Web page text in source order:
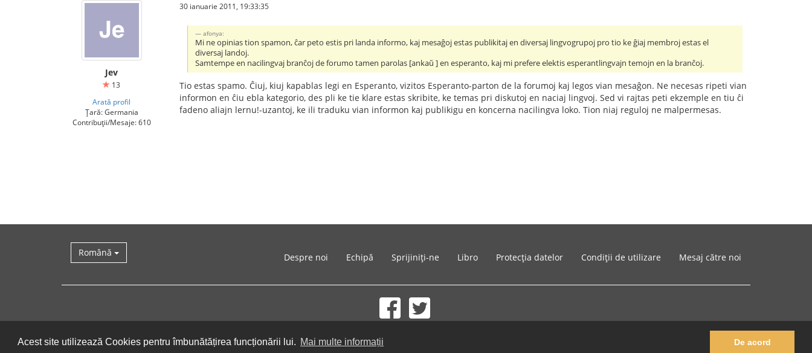
Acest site utilizează Cookies pentru îmbunătățirea funcționării lui. Mai multe informații De acord
Jev
13
Arată profil
Țară: Germania
Contribuții/Mesaje: 610
30 ianuarie 2011, 19:33:35
afonya:
Mi ne opinias tion spamon, ĉar peto estis pri landa informo, kaj mesaĝoj estas publikitaj en diversaj lingvogrupoj pro tio ke ĝiaj membroj estas el
diversaj landoj.
Samtempe en nacilingvaj branĉoj de forumo tamen parolas [ankaŭ ] en esperanto, kaj mi prefere elektis esperantlingvajn temojn en la branĉoj.
Tio estas spamo. Ĉiuj, kiuj kapablas legi en Esperanto, vizitos Esperanto-parton de la forumoj kaj legos vian mesaĝon. Ne necesas ripeti vian
informon en ĉiu ebla kategorio, des pli ke tie klare estas skribite, ke temas pri diskutoj en naciaj lingvoj. Sed vi rajtas peti ekzemple en tiu ĉi
fadeno aliajn lernu!-uzantoj, ke ili traduku vian informon kaj publikigu en koncerna nacilingva loko. Tion niaj reguloj ne malpermesas.
Română Despre noi Echipă Sprijiniți-ne Libro Protecția datelor Condiții de utilizare Mesaj către noi